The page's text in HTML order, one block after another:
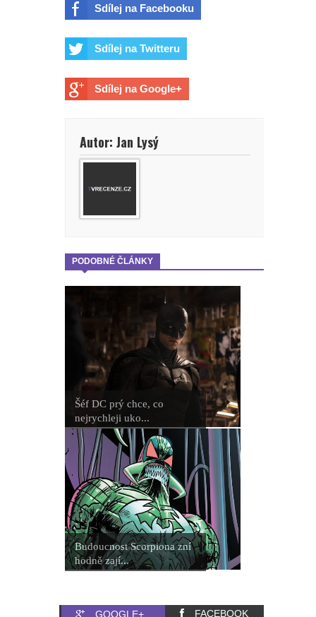
Sdílej na Facebooku
Sdílej na Twitteru
Sdílej na Google+
Autor: Jan Lysý
PODOBNÉ ČLÁNKY
Šéf DC prý chce, co
nejrychleji uko...
Budoucnost Scorpiona zní
hodně zají...
GOOGLE+ FACEBOOK